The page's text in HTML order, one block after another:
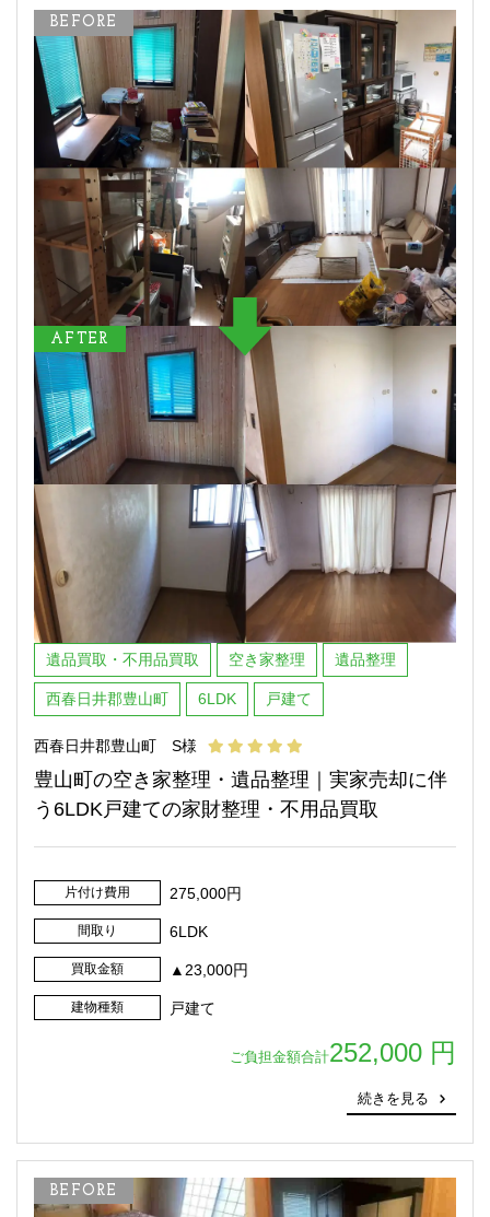
BEFORE
AFTER
遺品買取・不用品買取 空き家整理 遺品整理
西春日井郡豊山町 6LDK 戸建て
西春日井郡豊山町 S様
豊山町の空き家整理・遺品整理｜実家売却に伴
う6LDK戸建ての家財整理・不用品買取
片付け費用 275,000円
間取り 6LDK
買取金額 ▲23,000円
建物種類 戸建て
ご負担金額合計252,000 円
続きを見る
BEFORE